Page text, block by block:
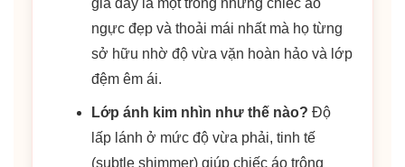
ngực đẹp và thoải mái nhất mà họ từng
sở hữu nhờ độ vừa vặn hoàn hảo và lớp
đệm êm ái.
Lớp ánh kim nhìn như thế nào? Độ
lấp lánh ở mức độ vừa phải, tinh tế
(subtle shimmer) giúp chiếc áo trông